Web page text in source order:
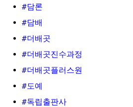
#담론
#담배
#더배곳
#더배곳진수과정
#더배곳플러스원
#도예
#독립출판사